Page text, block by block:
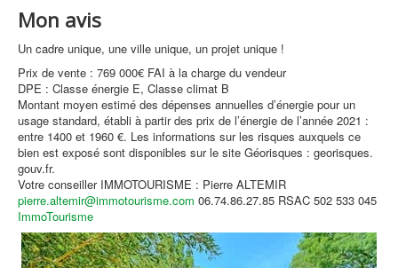
Mon avis
Un cadre unique, une ville unique, un projet unique !
Prix de vente : 769 000€ FAI à la charge du vendeur
DPE : Classe énergie E, Classe climat B
Montant moyen estimé des dépenses annuelles d’énergie pour un
usage standard, établi à partir des prix de l’énergie de l’année 2021 :
entre 1400 et 1960 €. Les informations sur les risques auxquels ce
bien est exposé sont disponibles sur le site Géorisques : georisques.
gouv.fr.
Votre conseiller IMMOTOURISME : Pierre ALTEMIR
pierre.altemir@immotourisme.com 06.74.86.27.85 RSAC 502 533 045
ImmoTourisme